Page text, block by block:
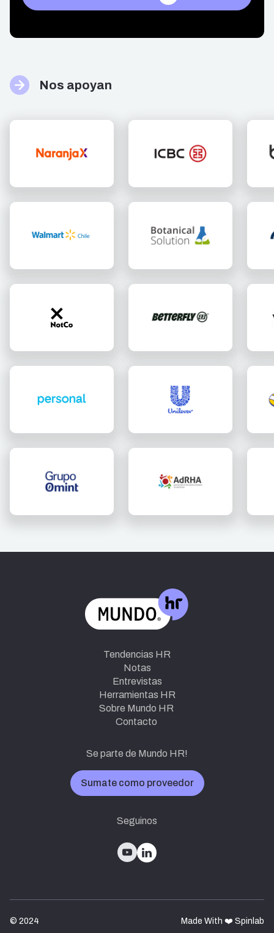
Nos apoyan
Tendencias HR
Notas
Entrevistas
Herramientas HR
Sobre Mundo HR
Contacto
Se parte de Mundo HR!
Sumate como proveedor
Seguinos
© 2024 Made With ❤️ Spinlab